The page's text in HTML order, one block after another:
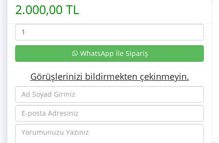
2.000,00 TL
WhatsApp İle Sipariş
Görüşlerinizi bildirmekten çekinmeyin.